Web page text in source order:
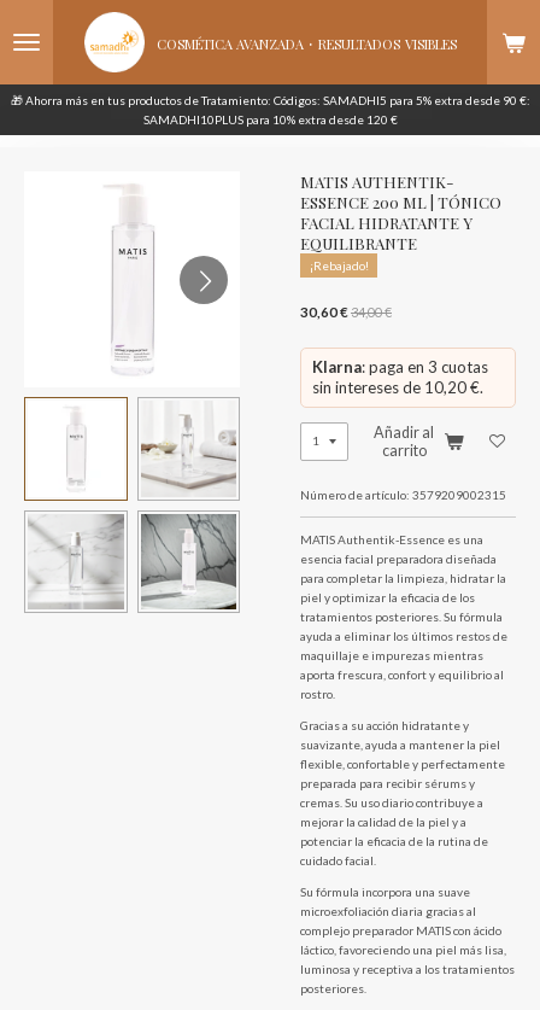
al
COSMÉTICA AVANZADA· RESULTADOS VISIBLES
🎁 Ahorra más en tus productos de Tratamiento: Códigos: SAMADHI5 para 5% extra desde 90 €:
SAMADHI10PLUS para 10% extra desde 120 €
MATIS AUTHENTIK-
ESSENCE 200 ML | TÓNICO
FACIAL HIDRATANTE Y
EQUILIBRANTE
¡Rebajado!
30,60 € 34,00 €
Klarna: paga en 3 cuotas
sin intereses de 10,20 €.
Añadir al
carrito
Número de artículo: 3579209002315
MATIS Authentik-Essence es una
esencia facial preparadora diseñada
para completar la limpieza, hidratar la
piel y optimizar la eficacia de los
tratamientos posteriores. Su fórmula
ayuda a eliminar los últimos restos de
maquillaje e impurezas mientras
aporta frescura, confort y equilibrio al
rostro.
Gracias a su acción hidratante y
suavizante, ayuda a mantener la piel
flexible, confortable y perfectamente
preparada para recibir sérums y
cremas. Su uso diario contribuye a
mejorar la calidad de la piel y a
potenciar la eficacia de la rutina de
cuidado facial.
Su fórmula incorpora una suave
microexfoliación diaria gracias al
complejo preparador MATIS con ácido
láctico, favoreciendo una piel más lisa,
luminosa y receptiva a los tratamientos
posteriores.